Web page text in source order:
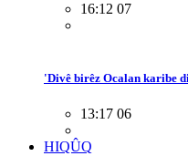
16:12 07
'Divê birêz Ocalan karibe
13:17 06
HIQÛQ